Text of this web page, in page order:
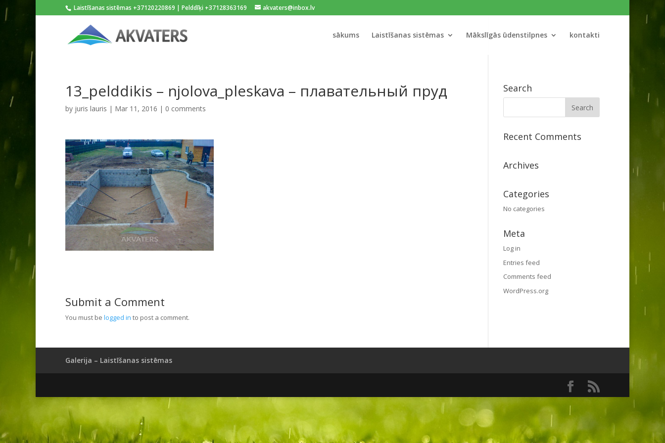
Laistīšanas sistēmas +37120220869 | Pelddīķi +37128363169 akvaters@inbox.lv
sākums Laistīšanas sistēmas Mākslīgās ūdenstilpnes kontakti
13_pelddikis – njolova_pleskava – плавательный пруд
by juris lauris | Mar 11, 2016 | 0 comments
Submit a Comment
You must be logged in to post a comment.
Search
Recent Comments
Archives
Categories
No categories
Meta
Log in
Entries feed
Comments feed
WordPress.org
Galerija – Laistīšanas sistēmas